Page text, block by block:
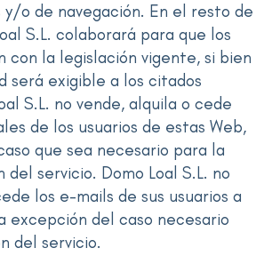
o de navegación. En el resto de
S.L. colaborará para que los
con la legislación vigente, si bien
será exigible a los citados
S.L. no vende, alquila o cede
de los usuarios de estas Web,
que sea necesario para la
servicio. Domo Loal S.L. no
los e-mails de sus usuarios a
excepción del caso necesario
del servicio.